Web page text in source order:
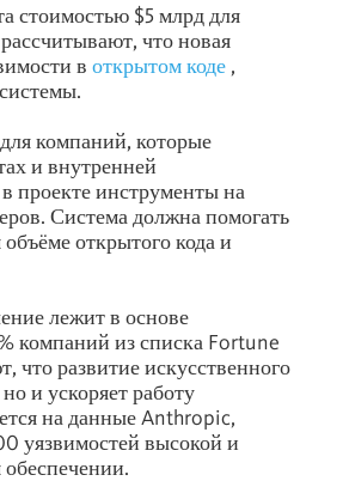
стоимостью $5 млрд для
что новая
в открытом коде ,
компаний, которые
и внутренней
проекте инструменты на
Система должна помогать
открытого кода и
лежит в основе
компаний из списка Fortune
что развитие искусственного
и ускоряет работу
на данные Anthropic,
уязвимостей высокой и